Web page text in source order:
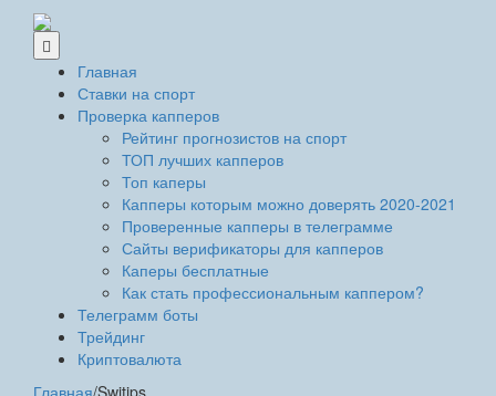
Главная
Ставки на спорт
Проверка капперов
Рейтинг прогнозистов на спорт
ТОП лучших капперов
Топ каперы
Капперы которым можно доверять 2020-2021
Проверенные капперы в телеграмме
Сайты верификаторы для капперов
Каперы бесплатные
Как стать профессиональным каппером?
Телеграмм боты
Трейдинг
Криптовалюта
Главная/Switips